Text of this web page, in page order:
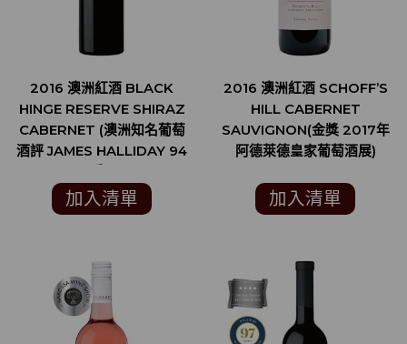
2016 澳洲紅酒 BLACK
HINGE RESERVE SHIRAZ
CABERNET (澳洲知名葡萄
酒評 JAMES HALLIDAY 94
加入清單
2016 澳洲紅酒 SCHOFF’S
HILL CABERNET
SAUVIGNON(金獎 2017年
阿德萊德皇家葡萄酒展)
加入清單